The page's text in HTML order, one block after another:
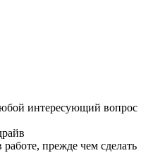
интересующий вопрос
прежде чем сделать